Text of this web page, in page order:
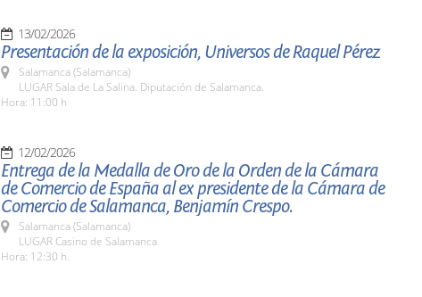
13/02/2026
Presentación de la exposición, Universos de Raquel Pérez
Salamanca (Salamanca)
LUGAR Sala de La Salina. Diputación de Salamanca.
Hora: 11:00 h
12/02/2026
Entrega de la Medalla de Oro de la Orden de la Cámara
de Comercio de España al ex presidente de la Cámara de
Comercio de Salamanca, Benjamín Crespo.
Salamanca (Salamanca)
LUGAR Casino de Salamanca
Hora: 12:30 h.